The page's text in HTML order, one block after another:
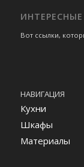
Вот ссылки,
НАВИГАЦИЯ
Кухни
Шкафы
Материалы